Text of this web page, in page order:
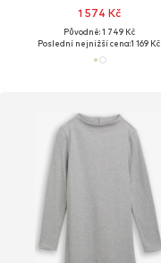
1 574 Kč
Původně: 1 749 Kč
Poslední nejnižší cena:1 169 Kč